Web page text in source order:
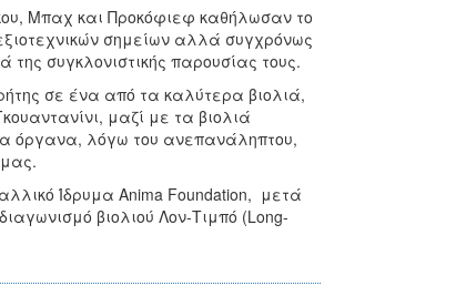
Μπαχ και Προκόφιεφ καθήλωσαν το
σημείων αλλά συγχρόνως
συγκλονιστικής παρουσίας τους.
σε ένα από τα καλύτερα βιολιά,
μαζί με τα βιολιά
όργανα, λόγω του ανεπανάληπτου,
μας.
Ίδρυμα Anima Foundation, μετά
βιολιού Λον-Τιμπό (Long-